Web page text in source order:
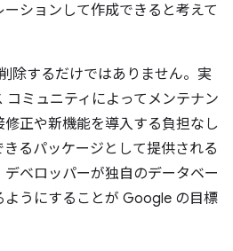
ションして作成できると考えて
除するだけではありません。実
コミュニティによってメンテナン
正や新機能を導入する負担なし
るパッケージとして提供される
ベロッパーが独自のデータベー
ようにすることが Google の目標